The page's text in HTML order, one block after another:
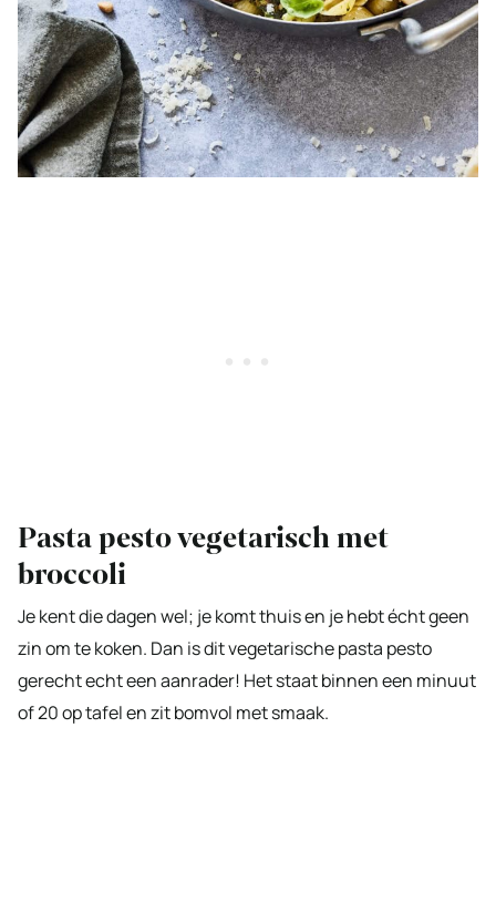
Pasta pesto vegetarisch met
broccoli
Je kent die dagen wel; je komt thuis en je hebt écht geen
zin om te koken. Dan is dit vegetarische pasta pesto
gerecht echt een aanrader! Het staat binnen een minuut
of 20 op tafel en zit bomvol met smaak.